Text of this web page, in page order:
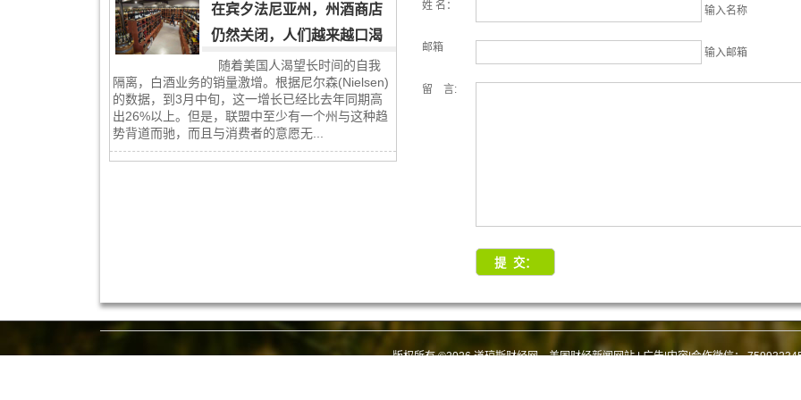
在宾夕法尼亚州，州酒商店
仍然关闭，人们越来越口渴
随着美国人渴望长时间的自我
隔离，白酒业务的销量激增。根据尼尔森(Nielsen)
的数据，到3月中旬，这一增长已经比去年同期高
出26%以上。但是，联盟中至少有一个州与这种趋
势背道而驰，而且与消费者的意愿无...
姓 名： 输入名称
邮箱 输入邮箱
留 言:
版权所有 ©2026 道琼斯财经网—美国财经新闻网站 | 广告|内容|合作微信：